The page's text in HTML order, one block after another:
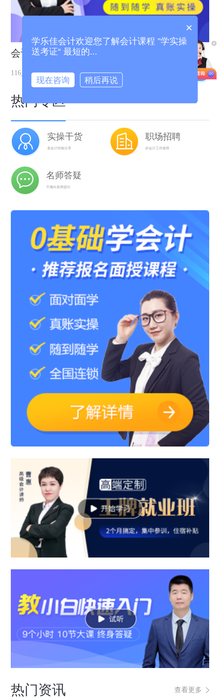
会计新手出纳上岗班
116人在学习
热门专区
实操干货
老会计经验分享
职场招聘
好会计工作推荐
名师答疑
不懂向老师提问
热门资讯 查看更多
×
学乐佳会计欢迎您了解会计课程 ”学实操
送考证“ 最短的...
现在咨询 稍后再说